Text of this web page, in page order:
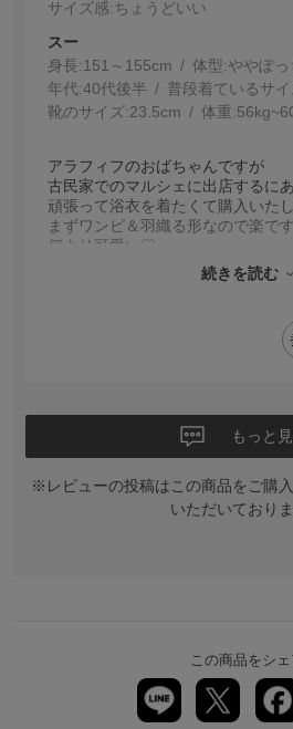
サイズ感:ちょうどいい
スー
身長:151～155cm 体型:ぽっ
年代:40代後半 普段着ているサイ
靴のサイズ:23.5cm 体重:
アラフィフのおばちゃんですが
古民家でのマルシェに出店するに
頑張って浴衣を着たくて購入いたし
まずワンピ＆羽織る形なので楽です
何より可愛い♡
心配していたサイズもちょうどよく
アレンジして使いたいと思います
8月も大きなイベントと、老舗酒
買ってよかったです！
着物より簡単で可愛いし特別感も
続きを読む
もっと
※レビューの投稿はこの商品をご購
いただいておりま
この商品をシェ